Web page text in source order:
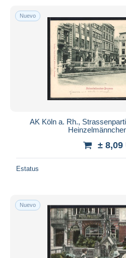
Nuevo
AK Köln a. Rh.,
± 8,09
Estatus
Nuevo